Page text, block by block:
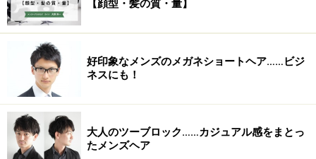
使用するワックス、スタイリングのやり方によってアレ
ンジは自由自在。落ち着いた雰囲気や、遊びのあるラフ
な雰囲気も両方で楽しめるほか、簡単なワックステクニ
ックで全体的な毛先の動きなどスタイルの幅がよりいっ
そうに広がります。慣れないショートヘアスタイルでも
少しの遊びを加えるだけでよりいっそうかっこいいスタ
イルになります。
【顔型・髪の質・量】
好印象なメンズのメガネショートヘア……ビジ
ネスにも！
大人のツーブロック……カジュアル感をまとっ
たメンズヘア